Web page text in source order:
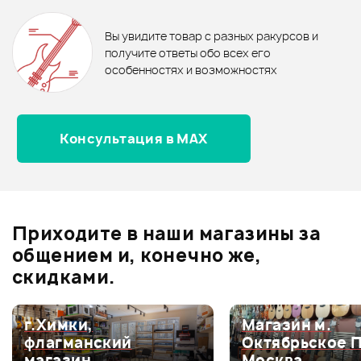
Рейтинг
Страна происхождения
Цвет пластика
Прозрачный
Тип пластика
Двухслойный
Страна происхождения
ТАЙВАНЬ (КИТАЙ)
Цвет пластика
Белый
Тип пластика
Однослойный
0.0
Оценка5
Оценка4
Оценка1
Мой отзыв о товаре
Вы увидите товар с разных ракурсов и
получите ответы обо всех его
особенностях и возможностях
Консультация в MAX
Приходите в наши магазины за
общением и, конечно же,
скидками.
г.Химки,
флагманский
Магазин м.
Октябрьское